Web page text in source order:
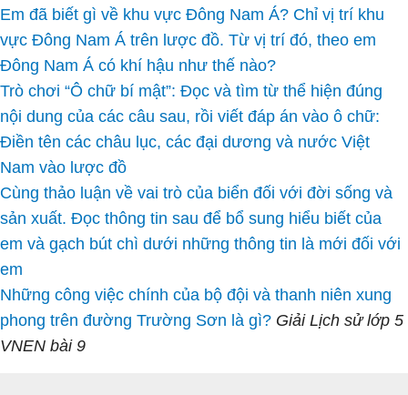
Em đã biết gì về khu vực Đông Nam Á? Chỉ vị trí khu
vực Đông Nam Á trên lược đồ. Từ vị trí đó, theo em
Đông Nam Á có khí hậu như thế nào?
Trò chơi “Ô chữ bí mật”: Đọc và tìm từ thể hiện đúng
nội dung của các câu sau, rồi viết đáp án vào ô chữ:
Điền tên các châu lục, các đại dương và nước Việt
Nam vào lược đồ
Cùng thảo luận về vai trò của biển đối với đời sống và
sản xuất. Đọc thông tin sau để bổ sung hiểu biết của
em và gạch bút chì dưới những thông tin là mới đối với
em
Những công việc chính của bộ đội và thanh niên xung
phong trên đường Trường Sơn là gì? Giải Lịch sử lớp 5
VNEN bài 9